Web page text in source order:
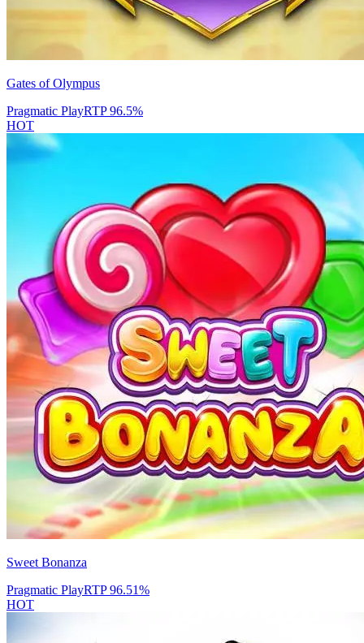
Gates of Olympus
Pragmatic PlayRTP96.5%
HOT
Sweet Bonanza
Pragmatic PlayRTP96.51%
HOT